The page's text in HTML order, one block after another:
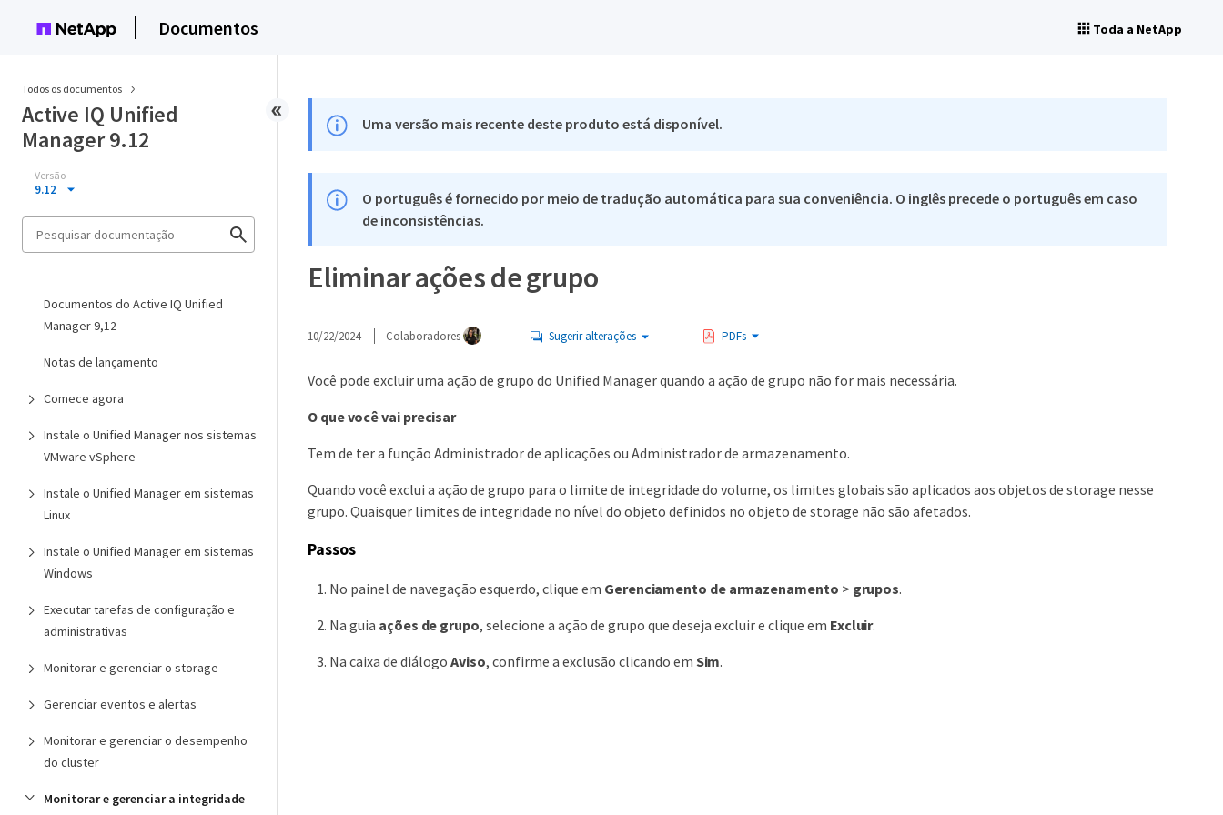
Documentos Toda a NetApp
Todos os documentos
Active IQ Unified
Manager 9.12
Versão
9.12
Documentos do Active IQ Unified
Manager 9,12
Notas de lançamento
Comece agora
Instale o Unified Manager nos sistemas
VMware vSphere
Instale o Unified Manager em sistemas
Linux
Instale o Unified Manager em sistemas
Windows
Executar tarefas de configuração e
administrativas
Monitorar e gerenciar o storage
Gerenciar eventos e alertas
Monitorar e gerenciar o desempenho
do cluster
Monitorar e gerenciar a integridade
Uma versão mais recente deste produto está disponível.
O português é fornecido por meio de tradução automática para sua conveniência. O inglês precede o português em caso
de inconsistências.
Eliminar ações de grupo
10/22/2024 Colaboradores Sugerir alterações PDFs
Você pode excluir uma ação de grupo do Unified Manager quando a ação de grupo não for mais necessária.
O que você vai precisar
Tem de ter a função Administrador de aplicações ou Administrador de armazenamento.
Quando você exclui a ação de grupo para o limite de integridade do volume, os limites globais são aplicados aos objetos de storage nesse
grupo. Quaisquer limites de integridade no nível do objeto definidos no objeto de storage não são afetados.
Passos
No painel de navegação esquerdo, clique em Gerenciamento de armazenamento > grupos.
Na guia ações de grupo, selecione a ação de grupo que deseja excluir e clique em Excluir.
Na caixa de diálogo Aviso, confirme a exclusão clicando em Sim.